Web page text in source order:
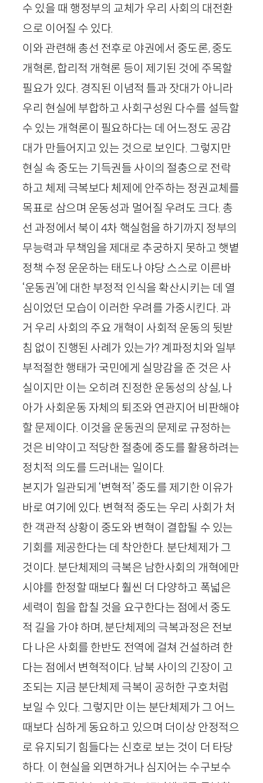
수 있을 때 행정부의 교체가 우리 사회의 대전환
으로 이어질 수 있다.
이와 관련해 총선 전후로 야권에서 중도론, 중도
개혁론, 합리적 개혁론 등이 제기된 것에 주목할
필요가 있다. 경직된 이념적 틀과 잣대가 아니라
우리 현실에 부합하고 사회구성원 다수를 설득할
수 있는 개혁론이 필요하다는 데 어느정도 공감
대가 만들어지고 있는 것으로 보인다. 그렇지만
현실 속 중도는 기득권들 사이의 절충으로 전락
하고 체제 극복보다 체제에 안주하는 정권교체를
목표로 삼으며 운동성과 멀어질 우려도 크다. 총
선 과정에서 북이 4차 핵실험을 하기까지 정부의
무능력과 무책임을 제대로 추궁하지 못하고 햇볕
정책 수정 운운하는 태도나 야당 스스로 이른바
‘운동권’에 대한 부정적 인식을 확산시키는 데 열
심이었던 모습이 이러한 우려를 가중시킨다. 과
거 우리 사회의 주요 개혁이 사회적 운동의 뒷받
침 없이 진행된 사례가 있는가? 계파정치와 일부
부적절한 행태가 국민에게 실망감을 준 것은 사
실이지만 이는 오히려 진정한 운동성의 상실, 나
아가 사회운동 자체의 퇴조와 연관지어 비판해야
할 문제이다. 이것을 운동권의 문제로 규정하는
것은 비약이고 적당한 절충에 중도를 활용하려는
정치적 의도를 드러내는 일이다.
본지가 일관되게 ‘변혁적’ 중도를 제기한 이유가
바로 여기에 있다. 변혁적 중도는 우리 사회가 처
한 객관적 상황이 중도와 변혁이 결합될 수 있는
기회를 제공한다는 데 착안한다. 분단체제가 그
것이다. 분단체제의 극복은 남한사회의 개혁에만
시야를 한정할 때보다 훨씬 더 다양하고 폭넓은
세력이 힘을 합칠 것을 요구한다는 점에서 중도
적 길을 가야 하며, 분단체제의 극복과정은 전보
다 나은 사회를 한반도 전역에 걸쳐 건설하려 한
다는 점에서 변혁적이다. 남북 사이의 긴장이 고
조되는 지금 분단체제 극복이 공허한 구호처럼
보일 수 있다. 그렇지만 이는 분단체제가 그 어느
때보다 심하게 동요하고 있으며 더이상 안정적으
로 유지되기 힘들다는 신호로 보는 것이 더 타당
하다. 이 현실을 외면하거나 심지어는 수구보수